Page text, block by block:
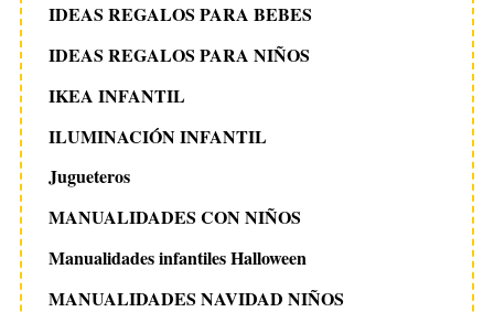
IDEAS REGALOS PARA BEBES
IDEAS REGALOS PARA NIÑOS
IKEA INFANTIL
ILUMINACIÓN INFANTIL
Jugueteros
MANUALIDADES CON NIÑOS
Manualidades infantiles Halloween
MANUALIDADES NAVIDAD NIÑOS